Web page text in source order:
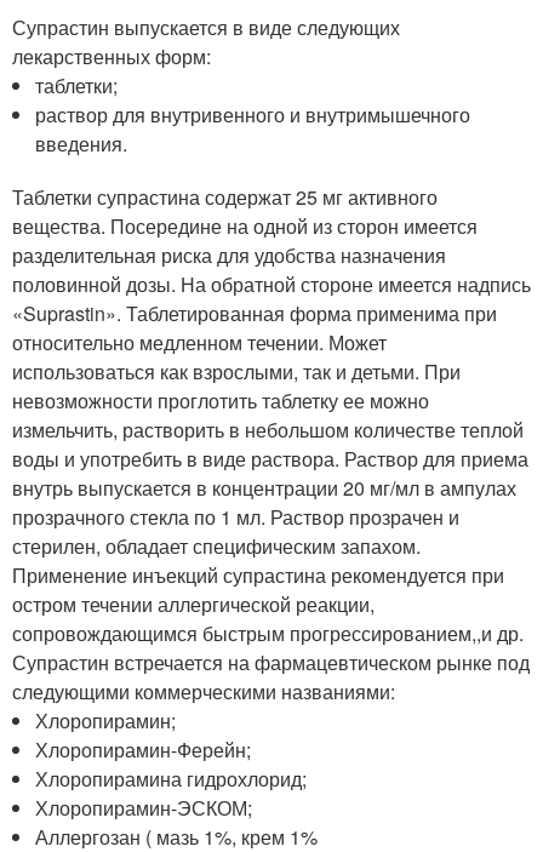
Супрастин выпускается в виде следующих
лекарственных форм:
таблетки;
раствор для внутривенного и внутримышечного
введения.
Таблетки супрастина содержат 25 мг активного
вещества. Посередине на одной из сторон имеется
разделительная риска для удобства назначения
половинной дозы. На обратной стороне имеется надпись
«Suprastin». Таблетированная форма применима при
относительно медленном течении. Может
использоваться как взрослыми, так и детьми. При
невозможности проглотить таблетку ее можно
измельчить, растворить в небольшом количестве теплой
воды и употребить в виде раствора. Раствор для приема
внутрь выпускается в концентрации 20 мг/мл в ампулах
прозрачного стекла по 1 мл. Раствор прозрачен и
стерилен, обладает специфическим запахом.
Применение инъекций супрастина рекомендуется при
остром течении аллергической реакции,
сопровождающимся быстрым прогрессированием,,и др.
Супрастин встречается на фармацевтическом рынке под
следующими коммерческими названиями:
Хлоропирамин;
Хлоропирамин-Ферейн;
Хлоропирамина гидрохлорид;
Хлоропирамин-ЭСКОМ;
Аллергозан ( мазь 1%, крем 1%